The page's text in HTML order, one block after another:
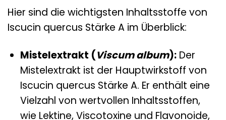
Hier sind die wichtigsten Inhaltsstoffe von
Iscucin quercus Stärke A im Überblick:
Mistelextrakt (Viscum album):Der
Mistelextrakt ist der Hauptwirkstoff von
Iscucin quercus Stärke A. Er enthält eine
Vielzahl von wertvollen Inhaltsstoffen,
wie Lektine, Viscotoxine und Flavonoide,